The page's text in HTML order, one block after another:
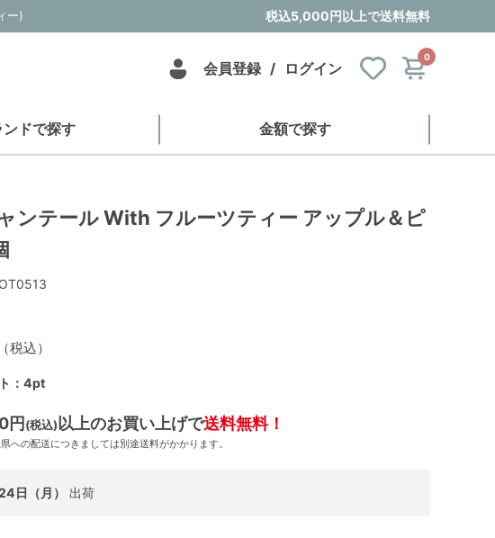
ー) 税込5,000円以上で送料無料
会員登録 / ログイン
0
ンドで探す 金額で探す
ンテール With フルーツティー アップル＆ピ
（税込）
：4pt
円 (税込) 以上のお買い上げで送料無料！
への配送につきましては別途送料がかかります。
日（月） 出荷